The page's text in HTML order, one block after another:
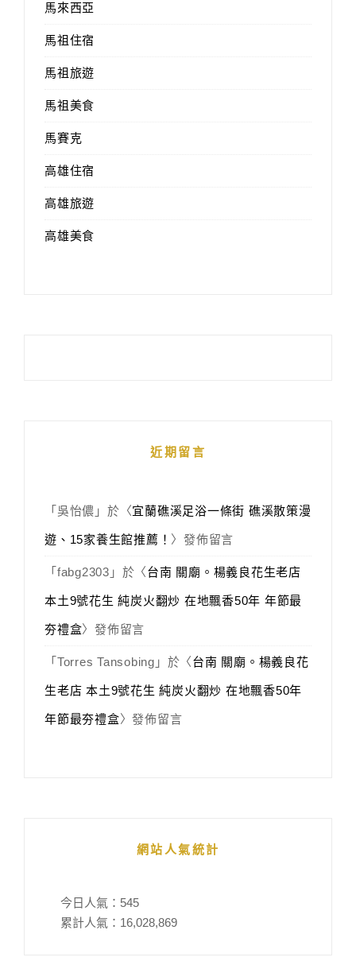
馬來西亞
馬祖住宿
馬祖旅遊
馬祖美食
馬賽克
高雄住宿
高雄旅遊
高雄美食
近期留言
「 吳怡儂 」於〈宜蘭礁溪足浴一條街 礁溪散策漫
遊、15家養生館推薦！ 〉發佈留言
「 fabg2303 」於〈台南 關廟。楊義良花生老店
本土9號花生 純炭火翻炒 在地飄香50年 年節最
夯禮盒〉發佈留言
「 Torres Tansobing 」於〈台南 關廟。楊義良花
生老店 本土9號花生 純炭火翻炒 在地飄香50年
年節最夯禮盒〉發佈留言
網站人氣統計
今日人氣： 545
累計人氣： 16,028,869